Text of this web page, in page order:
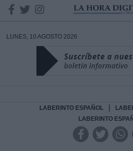
LUNES, 10 AGOSTO 2026
LABERINTO ESPAÑOL
LABERINTO
DATOS
Responsable: